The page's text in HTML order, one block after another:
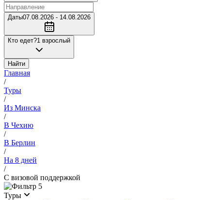
Даты07.08.2026 - 14.08.2026
Кто едет?1 взрослый
Найти
Главная
/
Туры
/
Из Минска
/
В Чехию
/
В Берлин
/
На 8 дней
/
С визовой поддержкой
5
Туры